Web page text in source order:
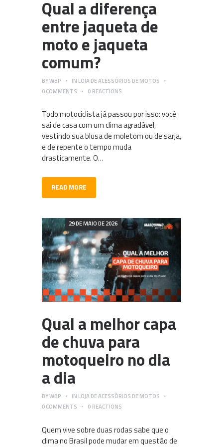
Qual a diferença
entre jaqueta de
moto e jaqueta
comum?
BYWBP IN LOJA DE ACESSÓRIOS DE MOTOS
0COMMENTS 0 REACTIONS
Todo motociclista já passou por isso: você
sai de casa com um clima agradável,
vestindo sua blusa de moletom ou de sarja,
e de repente o tempo muda
drasticamente. O…
READ MORE
29 DE MAIO DE 2026
Qual a melhor capa
de chuva para
motoqueiro no dia
a dia
BYWBP IN LOJA DE ACESSÓRIOS DE MOTOS
0COMMENTS 0 REACTIONS
Quem vive sobre duas rodas sabe que o
clima no Brasil pode mudar em questão de